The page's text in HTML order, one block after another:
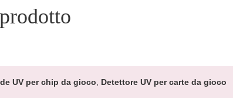
UV per chip da gioco Detettore UV per carte da gioco